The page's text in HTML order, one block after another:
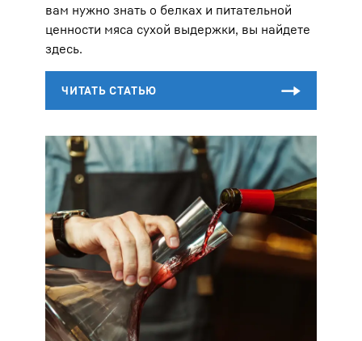
вам нужно знать о белках и питательной
ценности мяса сухой выдержки, вы найдете
здесь.